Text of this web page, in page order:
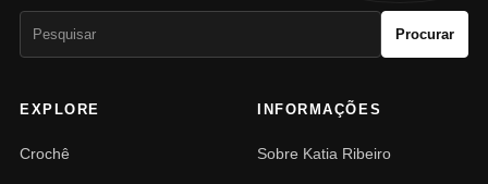
Procurar
EXPLORE
Crochê
INFORMAÇÕES
Sobre Katia Ribeiro